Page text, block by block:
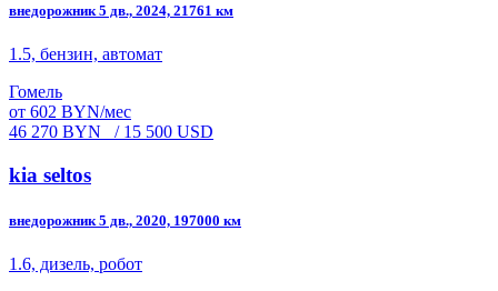
внедорожник 5 дв., 2024, 21761 км
1.5, бензин, автомат
Гомель
от 602 BYN/мес
46 270 BYN
/ 15 500 USD
kia seltos
внедорожник 5 дв., 2020, 197000 км
1.6, дизель, робот